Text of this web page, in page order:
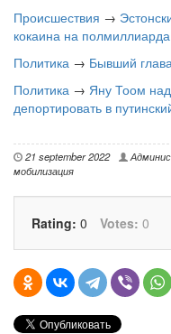
Происшествия →
кокаина на
Политика → Бывший
Политика → Яну Тоом
депортировать в
21 september 2022
мобилизация
Rating: 0 Votes: 0